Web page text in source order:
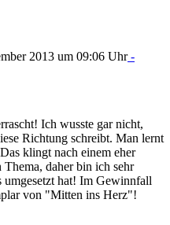
2013 um 09:06 Uhr-
Ich wusste gar nicht,
Richtung schreibt. Man lernt
klingt nach einem eher
daher bin ich sehr
hat! Im Gewinnfall
von "Mitten ins Herz"!